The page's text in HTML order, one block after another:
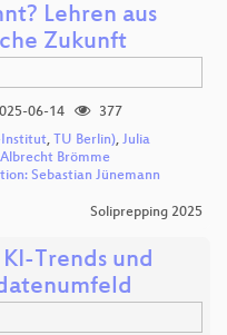
Lehren aus
Zukunft
06-14
377
Institut, TU Berlin), Julia
Albrecht Brömme
Sebastian Jünemann
Soliprepping 2025
Trends und